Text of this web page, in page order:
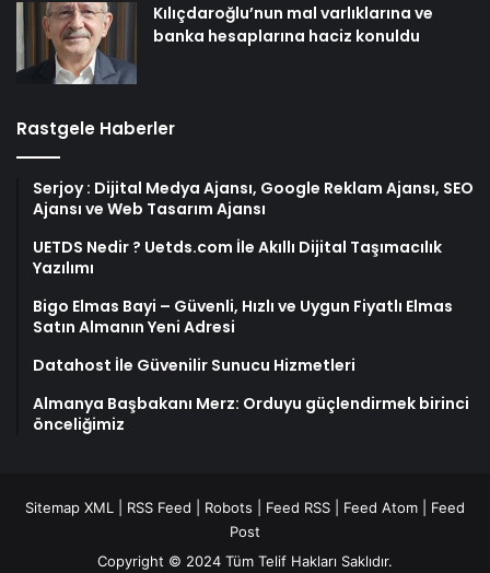
Kılıçdaroğlu’nun mal varlıklarına ve
banka hesaplarına haciz konuldu
Rastgele Haberler
Serjoy : Dijital Medya Ajansı, Google Reklam Ajansı, SEO
Ajansı ve Web Tasarım Ajansı
UETDS Nedir ? Uetds.com İle Akıllı Dijital Taşımacılık
Yazılımı
Bigo Elmas Bayi – Güvenli, Hızlı ve Uygun Fiyatlı Elmas
Satın Almanın Yeni Adresi
Datahost İle Güvenilir Sunucu Hizmetleri
Almanya Başbakanı Merz: Orduyu güçlendirmek birinci
önceliğimiz
Sitemap XML RSS Feed Robots Feed RSS Feed Atom
Feed
Post
Copyright © 2024 Tüm Telif Hakları Saklıdır.